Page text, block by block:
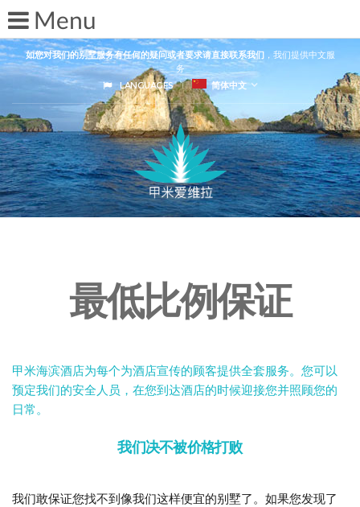
如您对我们的别墅服务有任何的疑问或者要求请直接联系我们，我们提供中文服
务
LANGUAGES
简体中文
最低比例保证
甲米海滨酒店为每个为酒店宣传的顾客提供全套服务。您可以
预定我们的安全人员，在您到达酒店的时候迎接您并照顾您的
日常。
我们决不被价格打败
我们敢保证您找不到像我们这样便宜的别墅了。如果您发现了